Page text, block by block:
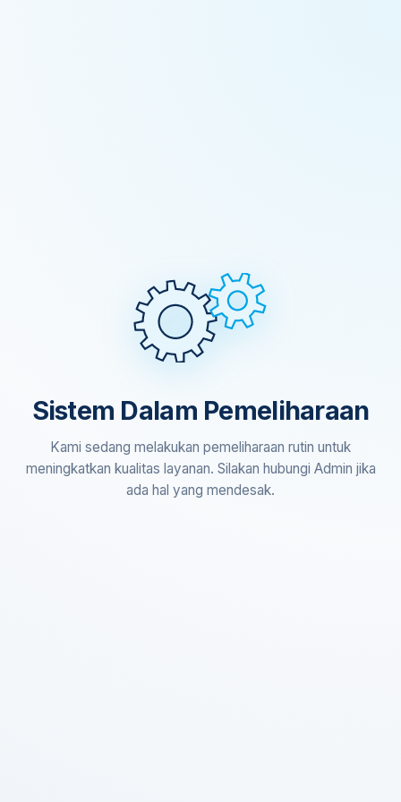
Sistem Dalam Pemeliharaan
Kami sedang melakukan pemeliharaan rutin untuk
meningkatkan kualitas layanan. Silakan hubungi Admin jika
ada hal yang mendesak.